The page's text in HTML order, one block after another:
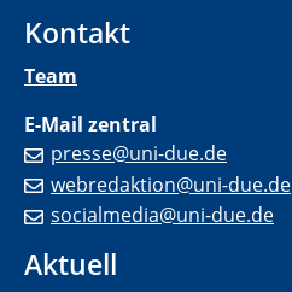
Kontakt
Team
E-Mail zentral
presse@uni-due.de
webredaktion@uni-due.de
socialmedia@uni-due.de
Aktuell